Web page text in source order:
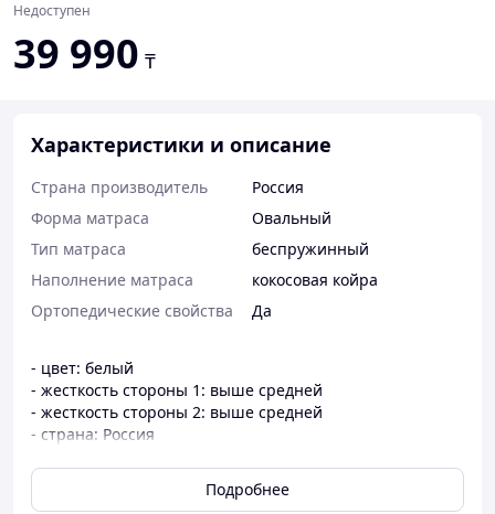
Недоступен
39 990 ₸
Характеристики и описание
Страна производитель
Россия
Форма матраса
Овальный
Тип матраса
беспружинный
Наполнение матраса
кокосовая койра
Ортопедические свойства
Да
- цвет: белый
- жесткость стороны 1: выше средней
- жесткость стороны 2: выше средней
- страна: Россия
- пружинный блок: беспружинный
Подробнее